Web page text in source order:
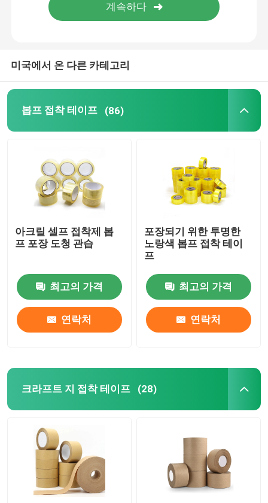
미국에서 온 다른 카테고리
봅프 접착 테이프 (86)
아크릴 셀프 접착제 봅
프 포장 도청 관습
최고의 가격
연락처
포장되기 위한 투명한
노랑색 봅프 접착 테이
프
최고의 가격
연락처
크라프트 지 접착 테이프 (28)